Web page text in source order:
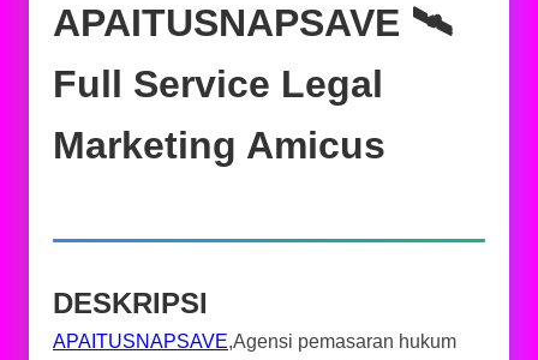
APAITUSNAPSAVE 🛰️‍
Full Service Legal
Marketing Amicus
DESKRIPSI
APAITUSNAPSAVE,Agensi pemasaran hukum